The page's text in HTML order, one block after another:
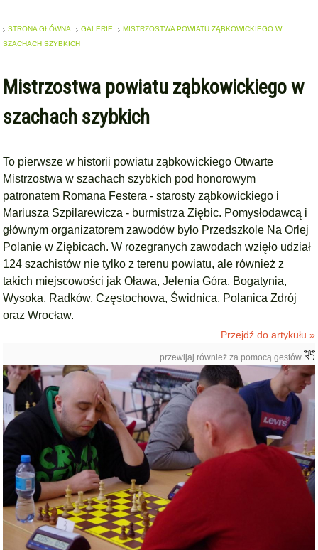
STRONA GŁÓWNA GALERIE
MISTRZOSTWA POWIATU ZĄBKOWICKIEGO W
SZACHACH SZYBKICH
Mistrzostwa powiatu ząbkowickiego w
szachach szybkich
To pierwsze w historii powiatu ząbkowickiego Otwarte
Mistrzostwa w szachach szybkich pod honorowym
patronatem Romana Festera - starosty ząbkowickiego i
Mariusza Szpilarewicza - burmistrza Ziębic. Pomysłodawcą i
głównym organizatorem zawodów było Przedszkole Na Orlej
Polanie w Ziębicach. W rozegranych zawodach wzięło udział
124 szachistów nie tylko z terenu powiatu, ale również z
takich miejscowości jak Oława, Jelenia Góra, Bogatynia,
Wysoka, Radków, Częstochowa, Świdnica, Polanica Zdrój
oraz Wrocław.
Przejdź do artykułu »
przewijaj również za pomocą gestów